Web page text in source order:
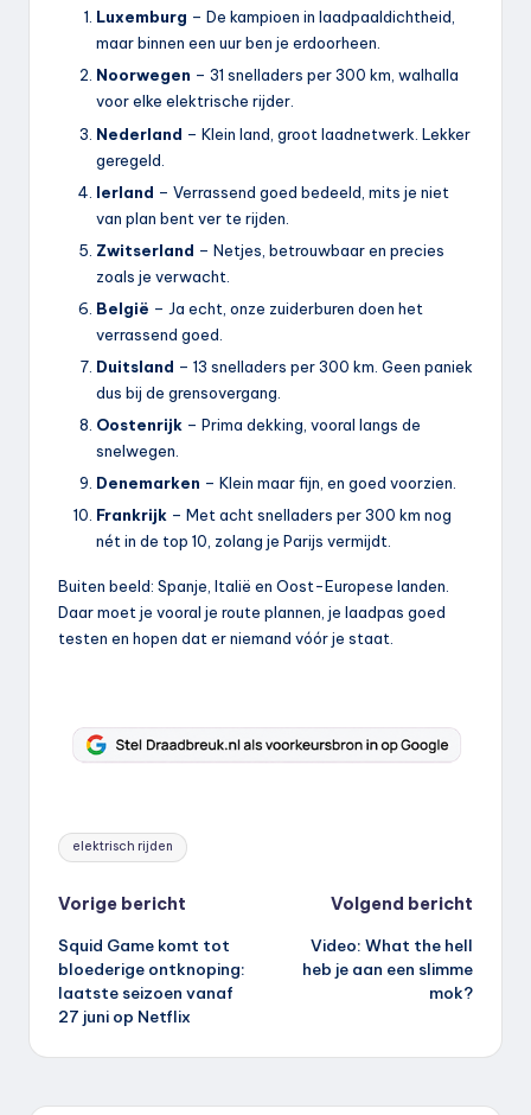
Luxemburg – De kampioen in laadpaaldichtheid,
maar binnen een uur ben je erdoorheen.
Noorwegen – 31 snelladers per 300 km, walhalla
voor elke elektrische rijder.
Nederland – Klein land, groot laadnetwerk. Lekker
geregeld.
Ierland – Verrassend goed bedeeld, mits je niet
van plan bent ver te rijden.
Zwitserland – Netjes, betrouwbaar en precies
zoals je verwacht.
België – Ja echt, onze zuiderburen doen het
verrassend goed.
Duitsland – 13 snelladers per 300 km. Geen paniek
dus bij de grensovergang.
Oostenrijk – Prima dekking, vooral langs de
snelwegen.
Denemarken – Klein maar fijn, en goed voorzien.
Frankrijk – Met acht snelladers per 300 km nog
nét in de top 10, zolang je Parijs vermijdt.
Buiten beeld: Spanje, Italië en Oost-Europese landen.
Daar moet je vooral je route plannen, je laadpas goed
testen en hopen dat er niemand vóór je staat.
Tags:
elektrisch rijden
Bericht
navigatie
Vorige bericht
Squid Game komt tot
bloederige ontknoping:
laatste seizoen vanaf
27 juni op Netflix
Volgend bericht
Video: What the hell
heb je aan een slimme
mok?